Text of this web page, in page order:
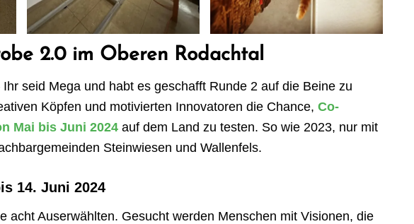
2.0 im Oberen Rodachtal
seid Mega und habt es geschafft Runde 2 auf die Beine zu
Köpfen und motivierten Innovatoren die Chance,Co-
Mai bis Juni 2024 auf dem Land zu testen. So wie 2023, nur mit
Steinwiesen und Wallenfels.
14. Juni 2024
acht Auserwählten. Gesucht werden Menschen mit Visionen, die